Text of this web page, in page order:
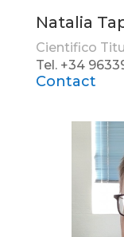
Natalia
Cientifico
Tel. +34
Contact